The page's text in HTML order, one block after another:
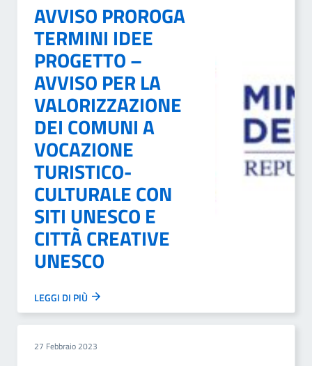
AVVISO PROROGA
TERMINI IDEE
PROGETTO –
AVVISO PER LA
VALORIZZAZIONE
DEI COMUNI A
VOCAZIONE
TURISTICO-
CULTURALE CON
SITI UNESCO E
CITTÀ CREATIVE
UNESCO
LEGGI DI PIÙ
27 Febbraio 2023